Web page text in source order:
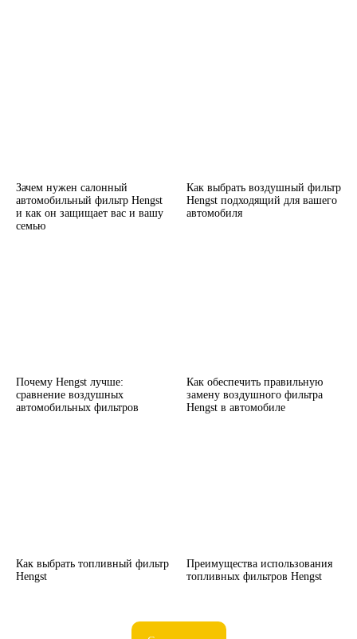
Зачем нужен салонный
автомобильный фильтр Hengst
и как он защищает вас и вашу
семью
Как выбрать воздушный фильтр
Hengst подходящий для вашего
автомобиля
Почему Hengst лучше:
сравнение воздушных
автомобильных фильтров
Как обеспечить правильную
замену воздушного фильтра
Hengst в автомобиле
Как выбрать топливный фильтр
Hengst
Преимущества использования
топливных фильтров Hengst